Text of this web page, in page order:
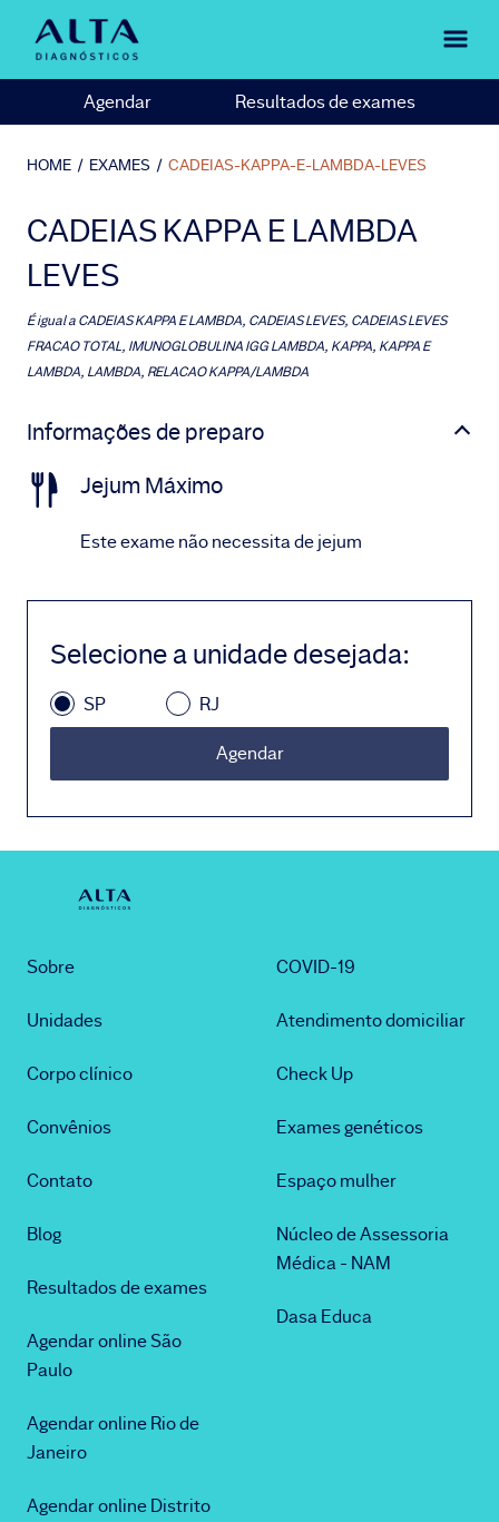
Agendar Resultados de exames
HOME / EXAMES / CADEIAS-KAPPA-E-LAMBDA-LEVES
CADEIAS KAPPA E LAMBDA
LEVES
É igual aCADEIAS KAPPA E LAMBDA, CADEIAS LEVES, CADEIAS LEVES
FRACAO TOTAL, IMUNOGLOBULINA IGG LAMBDA, KAPPA, KAPPA E
LAMBDA, LAMBDA, RELACAO KAPPA/LAMBDA
Informações de preparo
Jejum Máximo
Este exame não necessita de jejum
Selecione a unidade desejada:
SP RJ
Agendar
Sobre
Unidades
Corpo clínico
Convênios
Contato
Blog
Resultados de exames
Agendar online São
Paulo
Agendar online Rio de
Janeiro
Agendar online Distrito
COVID-19
Atendimento domiciliar
Check Up
Exames genéticos
Espaço mulher
Núcleo de Assessoria
Médica - NAM
Dasa Educa